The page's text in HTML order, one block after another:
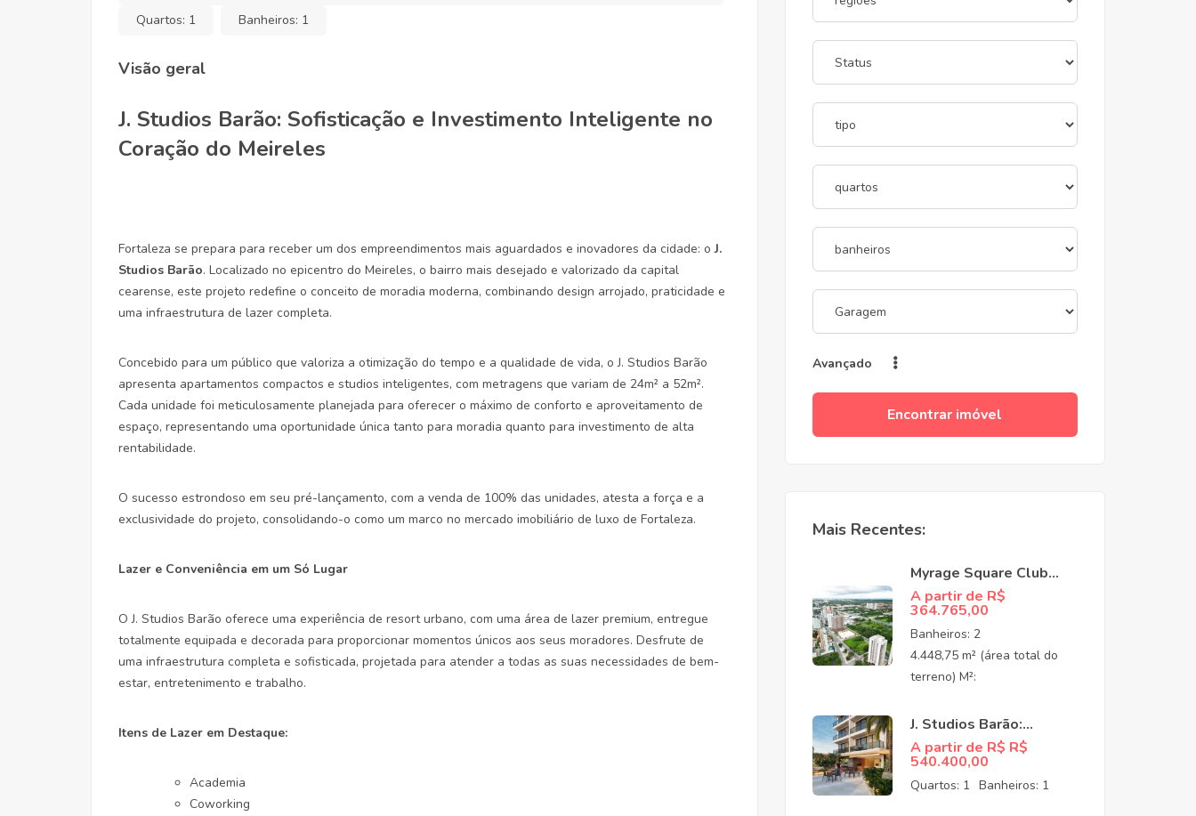
Quartos: 1 Banheiros: 1
Visão geral
J. Studios Barão: Sofisticação e Investimento Inteligente no
Coração do Meireles
Fortaleza se prepara para receber um dos empreendimentos mais aguardados e inovadores da cidade: oJ.
Studios Barão. Localizado no epicentro do Meireles, o bairro mais desejado e valorizado da capital
cearense, este projeto redefine o conceito de moradia moderna, combinando design arrojado, praticidade e
uma infraestrutura de lazer completa.
Concebido para um público que valoriza a otimização do tempo e a qualidade de vida, o J. Studios Barão
apresenta apartamentos compactos e studios inteligentes, com metragens que variam de 24m² a 52m².
Cada unidade foi meticulosamente planejada para oferecer o máximo de conforto e aproveitamento de
espaço, representando uma oportunidade única tanto para moradia quanto para investimento de alta
rentabilidade.
O sucesso estrondoso em seu pré-lançamento, com a venda de 100% das unidades, atesta a força e a
exclusividade do projeto, consolidando-o como um marco no mercado imobiliário de luxo de Fortaleza.
Lazer e Conveniência em um Só Lugar
O J. Studios Barão oferece uma experiência de resort urbano, com uma área de lazer premium, entregue
totalmente equipada e decorada para proporcionar momentos únicos aos seus moradores. Desfrute de
uma infraestrutura completa e sofisticada, projetada para atender a todas as suas necessidades de bem-
estar, entretenimento e trabalho.
Itens de Lazer em Destaque:
Academia
Coworking
Avançado
Encontrar imóvel
Mais Recentes:
Myrage Square Club
Guararapes –
Apartamentos de Alto
Padrão no Luciano
Cavalcante,
Fortaleza/CEO
A partir de R$
364.765,00
Banheiros: 2
4.448,75 m² (área total do
terreno) M²:
J. Studios Barão:
Apartamentos à venda
no Meireles Fortaleza
CE
A partir de R$ R$
540.400,00
Quartos: 1 Banheiros: 1